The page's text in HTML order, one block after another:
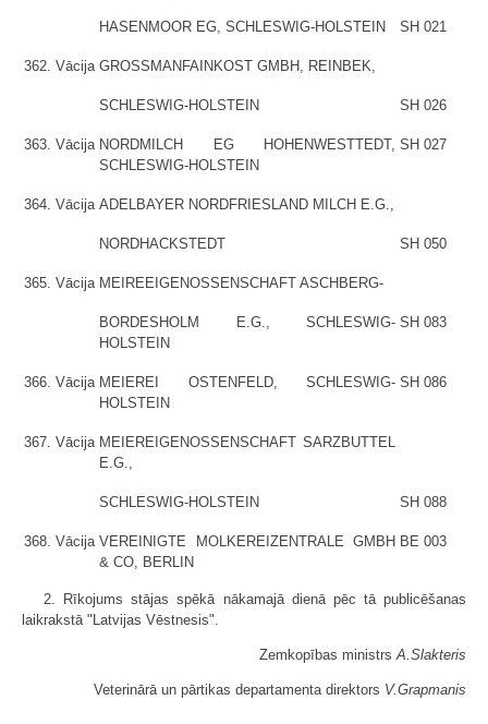
HASENMOOR EG, SCHLESWIG-HOLSTEIN SH 021
362. Vācija GROSSMANFAINKOST GMBH, REINBEK,
SCHLESWIG-HOLSTEIN SH 026
363. Vācija NORDMILCH EG HOHENWESTTEDT,
SCHLESWIG-HOLSTEIN
SH 027
364. Vācija ADELBAYER NORDFRIESLAND MILCH E.G.,
NORDHACKSTEDT SH 050
365. Vācija MEIREEIGENOSSENSCHAFT ASCHBERG-
BORDESHOLM E.G., SCHLESWIG-
HOLSTEIN
SH 083
366. Vācija MEIEREI OSTENFELD, SCHLESWIG-
HOLSTEIN
SH 086
367. Vācija MEIEREIGENOSSENSCHAFT SARZBUTTEL
E.G.,
SCHLESWIG-HOLSTEIN SH 088
368. Vācija VEREINIGTE MOLKEREIZENTRALE GMBH
& CO, BERLIN
BE 003
2. Rīkojums stājas spēkā nākamajā dienā pēc tā publicēšanas
laikrakstā "Latvijas Vēstnesis".
Zemkopības ministrsA.Slakteris
Veterinārā un pārtikas departamenta direktors V.Grapmanis